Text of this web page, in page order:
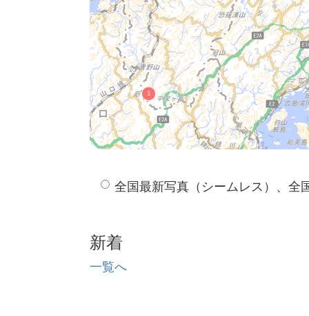
全国最新写真（シームレス）、全
新着
一覧へ